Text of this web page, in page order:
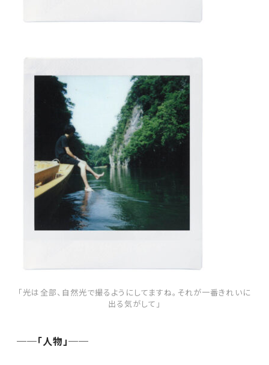
「光は全部、自然光で撮るようにしてますね。それが一番きれいに
出る気がして」
──「人物」──